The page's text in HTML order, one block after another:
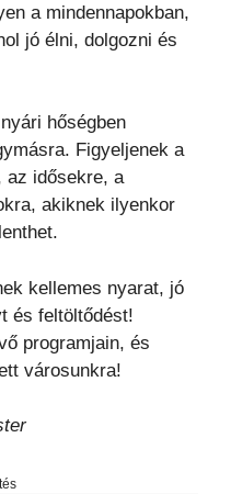
a mindennapokban,
jó élni, dolgozni és
hőségben
Figyeljenek a
az idősekre, a
akiknek ilyenkor
kellemes nyarat, jó
és feltöltődést!
programjain, és
városunkra!